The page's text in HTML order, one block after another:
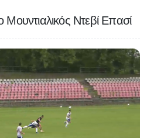
Ντεβί Επασί